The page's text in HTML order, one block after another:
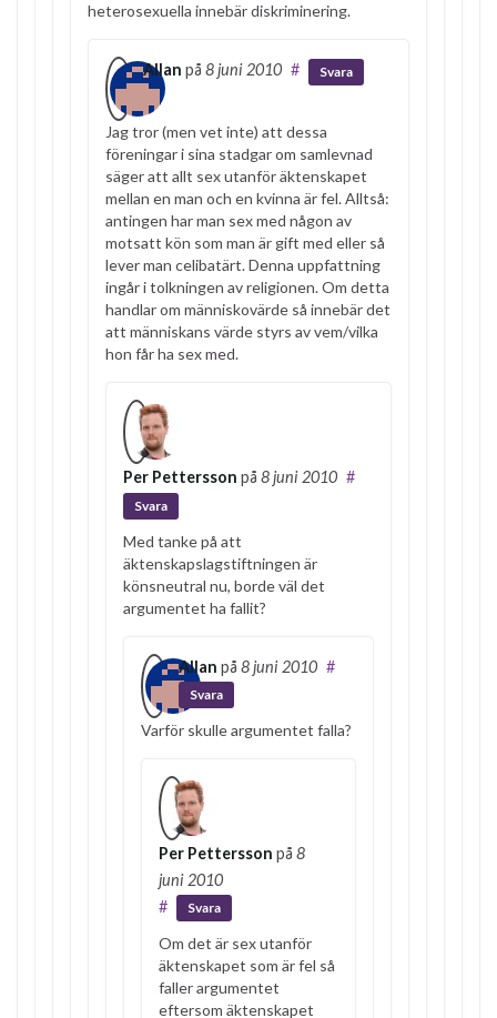
heterosexuella innebär diskriminering.
Allan på 8 juni 2010 # Svara
Jag tror (men vet inte) att dessa
föreningar i sina stadgar om samlevnad
säger att allt sex utanför äktenskapet
mellan en man och en kvinna är fel. Alltså:
antingen har man sex med någon av
motsatt kön som man är gift med eller så
lever man celibatärt. Denna uppfattning
ingår i tolkningen av religionen. Om detta
handlar om människovärde så innebär det
att människans värde styrs av vem/vilka
hon får ha sex med.
Per Pettersson på 8 juni 2010 #
Svara
Med tanke på att
äktenskapslagstiftningen är
könsneutral nu, borde väl det
argumentet ha fallit?
Allan på 8 juni 2010 #
Svara
Varför skulle argumentet falla?
Per Pettersson på 8
juni 2010
#
Svara
Om det är sex utanför
äktenskapet som är fel så
faller argumentet
eftersom äktenskapet